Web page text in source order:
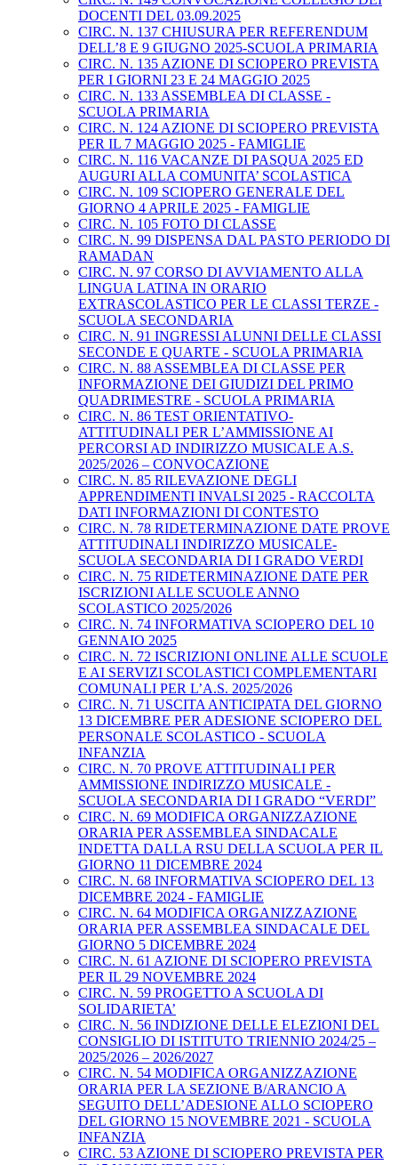
DOCENTI DEL 03.09.2025
CIRC. N. 137 CHIUSURA PER REFERENDUM
DELL’8 E 9 GIUGNO 2025-SCUOLA PRIMARIA
CIRC. N. 135 AZIONE DI SCIOPERO PREVISTA
PER I GIORNI 23 E 24 MAGGIO 2025
CIRC. N. 133 ASSEMBLEA DI CLASSE -
SCUOLA PRIMARIA
CIRC. N. 124 AZIONE DI SCIOPERO PREVISTA
PER IL 7 MAGGIO 2025 - FAMIGLIE
CIRC. N. 116 VACANZE DI PASQUA 2025 ED
AUGURI ALLA COMUNITA’ SCOLASTICA
CIRC. N. 109 SCIOPERO GENERALE DEL
GIORNO 4 APRILE 2025 - FAMIGLIE
CIRC. N. 105 FOTO DI CLASSE
CIRC. N. 99 DISPENSA DAL PASTO PERIODO DI
RAMADAN
CIRC. N. 97 CORSO DI AVVIAMENTO ALLA
LINGUA LATINA IN ORARIO
EXTRASCOLASTICO PER LE CLASSI TERZE -
SCUOLA SECONDARIA
CIRC. N. 91 INGRESSI ALUNNI DELLE CLASSI
SECONDE E QUARTE - SCUOLA PRIMARIA
CIRC. N. 88 ASSEMBLEA DI CLASSE PER
INFORMAZIONE DEI GIUDIZI DEL PRIMO
QUADRIMESTRE - SCUOLA PRIMARIA
CIRC. N. 86 TEST ORIENTATIVO-
ATTITUDINALI PER L’AMMISSIONE AI
PERCORSI AD INDIRIZZO MUSICALE A.S.
2025/2026 – CONVOCAZIONE
CIRC. N. 85 RILEVAZIONE DEGLI
APPRENDIMENTI INVALSI 2025 - RACCOLTA
DATI INFORMAZIONI DI CONTESTO
CIRC. N. 78 RIDETERMINAZIONE DATE PROVE
ATTITUDINALI INDIRIZZO MUSICALE-
SCUOLA SECONDARIA DI I GRADO VERDI
CIRC. N. 75 RIDETERMINAZIONE DATE PER
ISCRIZIONI ALLE SCUOLE ANNO
SCOLASTICO 2025/2026
CIRC. N. 74 INFORMATIVA SCIOPERO DEL 10
GENNAIO 2025
CIRC. N. 72 ISCRIZIONI ONLINE ALLE SCUOLE
E AI SERVIZI SCOLASTICI COMPLEMENTARI
COMUNALI PER L’A.S. 2025/2026
CIRC. N. 71 USCITA ANTICIPATA DEL GIORNO
13 DICEMBRE PER ADESIONE SCIOPERO DEL
PERSONALE SCOLASTICO - SCUOLA
INFANZIA
CIRC. N. 70 PROVE ATTITUDINALI PER
AMMISSIONE INDIRIZZO MUSICALE -
SCUOLA SECONDARIA DI I GRADO “VERDI”
CIRC. N. 69 MODIFICA ORGANIZZAZIONE
ORARIA PER ASSEMBLEA SINDACALE
INDETTA DALLA RSU DELLA SCUOLA PER IL
GIORNO 11 DICEMBRE 2024
CIRC. N. 68 INFORMATIVA SCIOPERO DEL 13
DICEMBRE 2024 - FAMIGLIE
CIRC. N. 64 MODIFICA ORGANIZZAZIONE
ORARIA PER ASSEMBLEA SINDACALE DEL
GIORNO 5 DICEMBRE 2024
CIRC. N. 61 AZIONE DI SCIOPERO PREVISTA
PER IL 29 NOVEMBRE 2024
CIRC. N. 59 PROGETTO A SCUOLA DI
SOLIDARIETA’
CIRC. N. 56 INDIZIONE DELLE ELEZIONI DEL
CONSIGLIO DI ISTITUTO TRIENNIO 2024/25 –
2025/2026 – 2026/2027
CIRC. N. 54 MODIFICA ORGANIZZAZIONE
ORARIA PER LA SEZIONE B/ARANCIO A
SEGUITO DELL’ADESIONE ALLO SCIOPERO
DEL GIORNO 15 NOVEMBRE 2021 - SCUOLA
INFANZIA
CIRC. 53 AZIONE DI SCIOPERO PREVISTA PER